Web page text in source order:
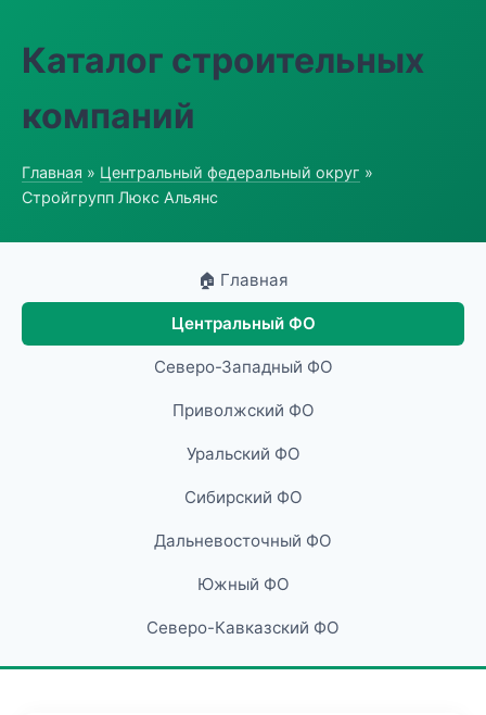
Каталог строительных
компаний
Главная » Центральный федеральный округ »
Стройгрупп Люкс Альянс
🏠 Главная
Центральный ФО
Северо-Западный ФО
Приволжский ФО
Уральский ФО
Сибирский ФО
Дальневосточный ФО
Южный ФО
Северо-Кавказский ФО